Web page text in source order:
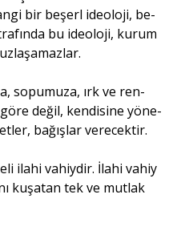
bir beşerl ideoloji, be­
bu ideoloji, kurum
sopumuza, ırk ve ren­
göre değil, kendisine yöne­
bağışlar verecektir.
ilahi vahiydir. İlahi vahiy
kuşatan tek ve mut­lak